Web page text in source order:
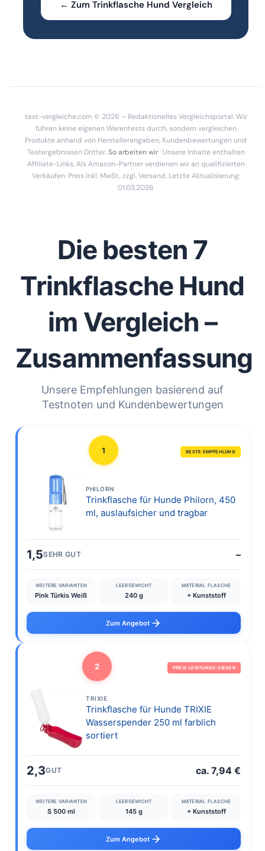
← Zum Trinkflasche Hund Vergleich
test-vergleiche.com © 2026 – Redaktionelles Vergleichsportal. Wir
führen keine eigenen Warentests durch, sondern vergleichen
Produkte anhand von Herstellerangaben, Kundenbewertungen und
Testergebnissen Dritter.So arbeiten wir· Unsere Inhalte enthalten
Affiliate-Links. Als Amazon-Partner verdienen wir an qualifizierten
Verkäufen. Preis inkl. MwSt., zzgl. Versand. Letzte Aktualisierung:
01.03.2026
Die besten 7
Trinkflasche Hund
im Vergleich –
Zusammenfassung
Unsere Empfehlungen basierend auf
Testnoten und Kundenbewertungen
1 BESTE EMPFEHLUNG
PHILORN
Trinkflasche für Hunde Philorn, 450
ml, auslaufsicher und tragbar
1,5SEHR GUT –
WEITERE VARIANTEN
Pink Türkis Weiß
LEERGEWICHT
240 g
MATERIAL FLASCHE
+ Kunststoff
Zum Angebot
2 PREIS-LEISTUNGS-SIEGER
TRIXIE
Trinkflasche für Hunde TRIXIE
Wasserspender 250 ml farblich
sortiert
2,3GUT ca. 7,94 €
WEITERE VARIANTEN
S 500 ml
LEERGEWICHT
145 g
MATERIAL FLASCHE
+ Kunststoff
Zum Angebot